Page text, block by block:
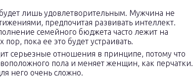
лишь удовлетворительным. Мужчина не
предпочитая развивать интеллект.
семейного бюджета часто лежит на
пока ее это будет устраивать.
серьезные отношения в принципе, потому что
пола и меняет женщин, как перчатки.
него очень сложно.